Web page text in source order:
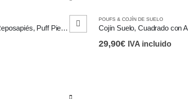
Cojín Suelo Puf Redondo, Reposapiés, Puff Piel Color Camel
producto
múltiples
POUFS & COJÍN DE SUELO
29,90€ IVA incluido